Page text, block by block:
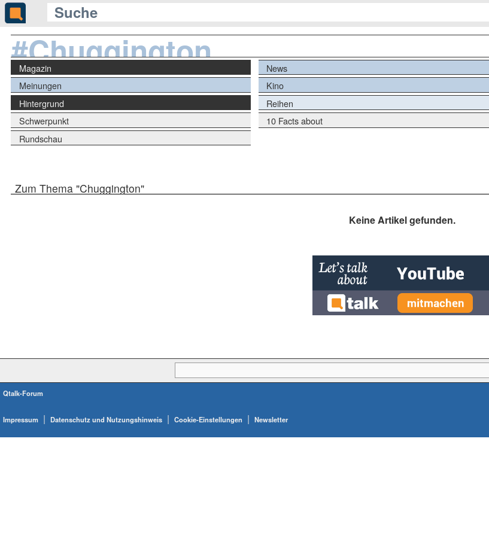
#Chuggington
Magazin News
Meinungen
Kino
Hintergrund
Reihen
Schwerpunkt
10 Facts about
Rundschau
Zum Thema "Chuggington"
Keine Artikel gefunden.
Qtalk-Forum
Impressum | Datenschutz und Nutzungshinweis | Cookie-Einstellungen | Newsletter